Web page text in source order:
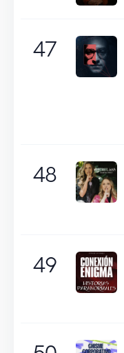
47
48
49